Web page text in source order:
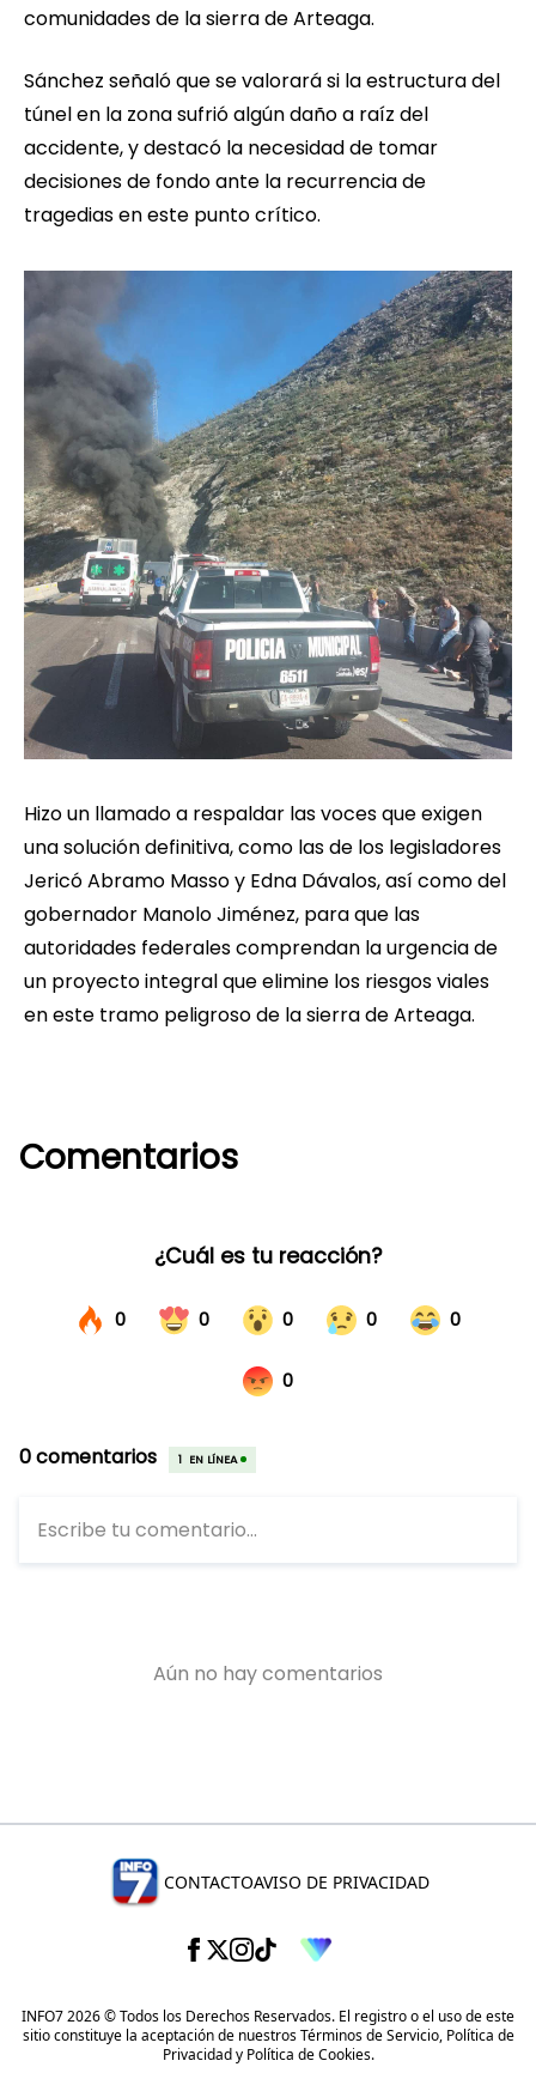
comunidades de la sierra de Arteaga.
Sánchez señaló que se valorará si la estructura del
túnel en la zona sufrió algún daño a raíz del
accidente, y destacó la necesidad de tomar
decisiones de fondo ante la recurrencia de
tragedias en este punto crítico.
Hizo un llamado a respaldar las voces que exigen
una solución definitiva, como las de los legisladores
Jericó Abramo Masso y Edna Dávalos, así como del
gobernador Manolo Jiménez, para que las
autoridades federales comprendan la urgencia de
un proyecto integral que elimine los riesgos viales
en este tramo peligroso de la sierra de Arteaga.
Comentarios
CONTACTOAVISO DE PRIVACIDAD
INFO7 2026 © Todos los Derechos Reservados. El registro o el uso de este
sitio constituye la aceptación de nuestrosTérminos de Servicio, Política de
Privacidady Política de Cookies.